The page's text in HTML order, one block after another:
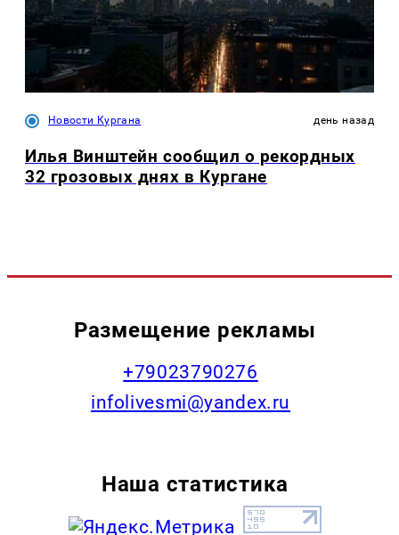
Новости Кургана день назад
Илья Винштейн сообщил о рекордных
32 грозовых днях в Кургане
Размещение рекламы
+79023790276
infolivesmi@yandex.ru
Наша статистика